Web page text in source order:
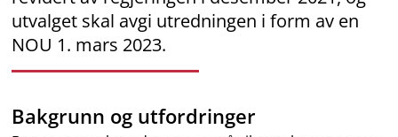
utvalget skal avgi utredningen i form av en
NOU 1. mars 2023.
Bakgrunn og utfordringer